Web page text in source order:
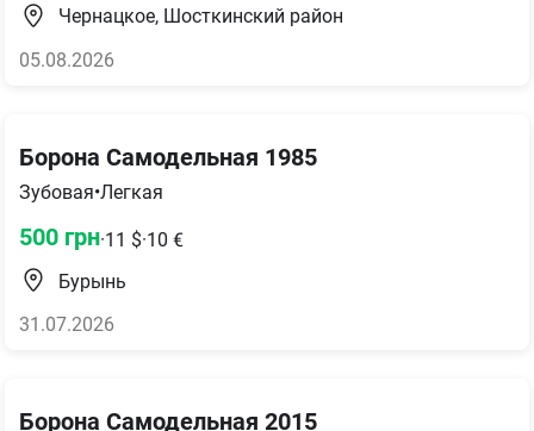
Чернацкое, Шосткинский район
05.08.2026
Борона Самодельная 1985
Зубовая•Легкая
500 грн·11 $·10 €
Бурынь
31.07.2026
Борона Самодельная 2015